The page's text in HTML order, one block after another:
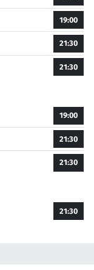
19:00
21:30
21:30
19:00
21:30
21:30
21:30